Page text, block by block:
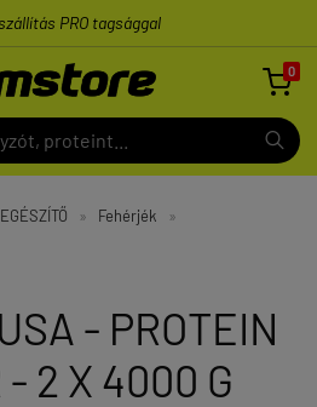
PRO tagsággal
0

» Fehérjék »
- PROTEIN
- 2 X 4000 G